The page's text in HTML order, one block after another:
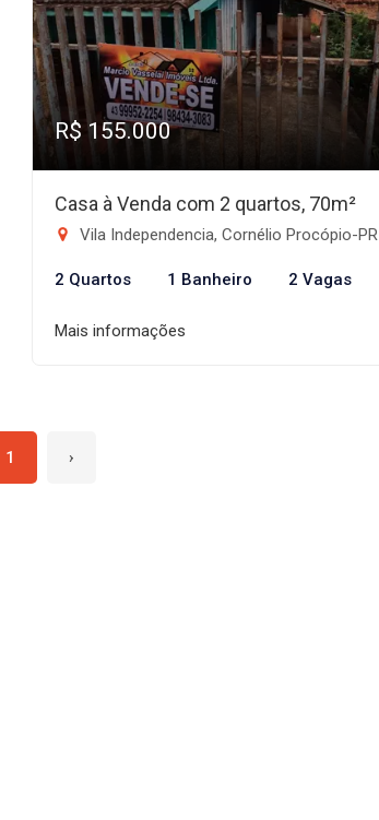
R$ 155.000
Casa à Venda com 2 quartos, 70m²
Vila Independencia, Cornélio Procópio-PR
2 Quartos 1 Banheiro 2 Vagas
Mais informações
1 ›